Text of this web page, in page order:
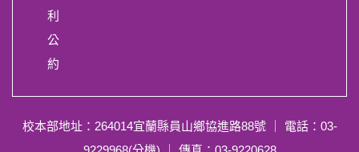
利
公
約
校本部地址：264014宜蘭縣員山鄉協進路88號｜ 電話：03-